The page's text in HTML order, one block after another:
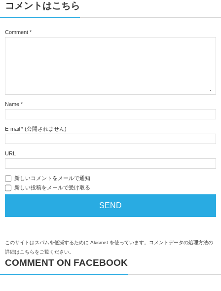
コメントはこちら
Comment *
Name *
E-mail * (公開されません)
URL
新しいコメントをメールで通知
新しい投稿をメールで受け取る
このサイトはスパムを低減するために Akismet を使っています。 コメントデータの処理方法の
詳細はこちらをご覧ください。
COMMENT ON FACEBOOK